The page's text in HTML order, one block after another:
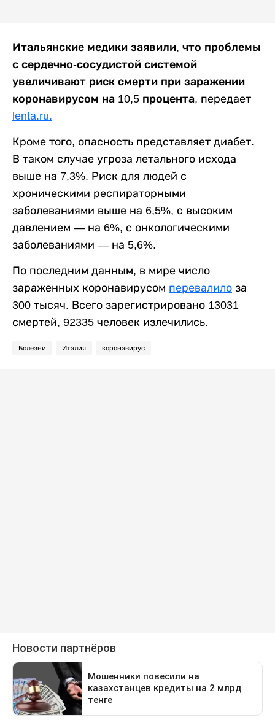
Итальянские медики заявили, что проблемы
с сердечно-сосудистой системой
увеличивают риск смерти при заражении
коронавирусом на 10,5 процента, передает
lenta.ru.
Кроме того, опасность представляет диабет.
В таком случае угроза летального исхода
выше на 7,3%. Риск для людей с
хроническими респираторными
заболеваниями выше на 6,5%, с высоким
давлением — на 6%, с онкологическими
заболеваниями — на 5,6%.
По последним данным, в мире число
зараженных коронавирусом перевалило за
300 тысяч. Всего зарегистрировано 13031
смертей, 92335 человек излечились.
Болезни Италия коронавирус